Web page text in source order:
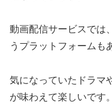
動画配信サービスでは
うプラットフォームも
気になっていたドラマ
が味わえて楽しいです。